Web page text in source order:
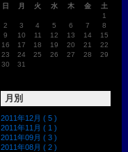
日
月 火 水 木 金
土
1
2
3 4 5 6 7
8
9
10 11 12 13 14
15
16
17 18 19 20 21
22
23
24 25 26 27 28
29
30
31
月別
2011年12月 ( 5 )
2011年11月 ( 1 )
2011年09月 ( 3 )
2011年08月 ( 2 )